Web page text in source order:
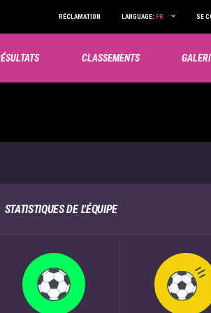
RÉCLAMATION LANGUAGE: FR SE
CLASSEMENTS
STATISTIQUES DE L'ÉQUIPE